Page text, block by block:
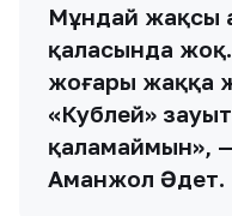
Мұндай жақсы
қаласында
жоғары жаққа
«Кублей»
қаламаймын»,
Аманжол Әдет.